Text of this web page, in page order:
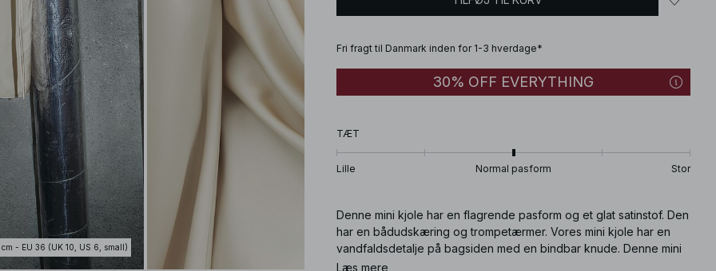
cm - EU 36 (UK 10, US 6, small)
Fri fragt til Danmark inden for 1-3 hverdage*
30% OFF EVERYTHING
TÆT
Lille Normal pasform Stor
Denne mini kjole har en flagrende pasform og et glat satinstof. Den
har en bådudskæring og trompetærmer. Vores mini kjole har en
vandfaldsdetalje på bagsiden med en bindbar knude. Denne mini
kjole findes i beige.
Læs mere